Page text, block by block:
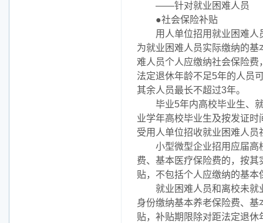
——针对就业困难人员
●社会保险补贴
用人单位招用就业困难人员
为就业困难人员实际缴纳的
难人员个人应缴纳社会保险
法定退休年龄不足5年的人员
其余人员最长不超过3年。
毕业5年内高校毕业生、就
业学年高校毕业生及按发证
受用人单位招收就业困难人员
小型微型企业招用应届高校
费、基本医疗保险费的，按
贴，不包括个人应缴纳的基本
就业困难人员和离校未就业
身份缴纳基本养老保险费、
贴，补贴期限除对距法定退